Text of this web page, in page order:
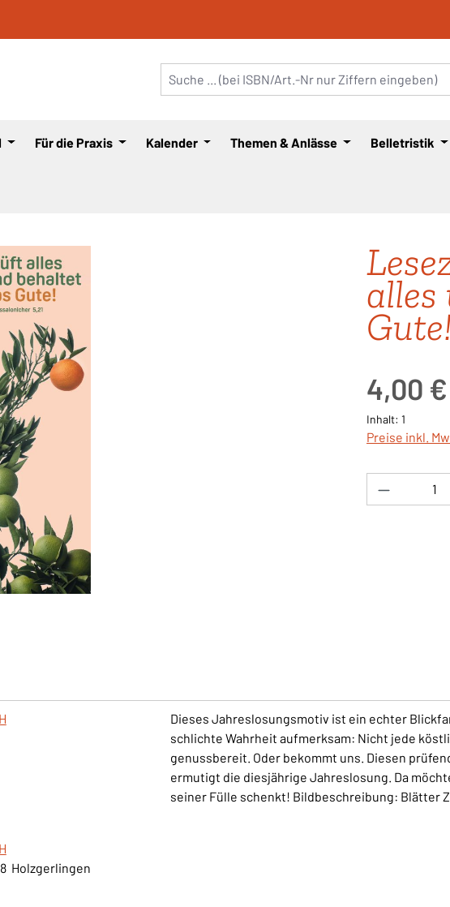
Für die Praxis Kalender Themen & Anlässe Belletristik
alles
4,00 €
Inhalt: 1
Preise inkl.
Produkt
Holzgerlingen
Dieses Jahreslosungsmotiv ist ein echter
schlichte Wahrheit aufmerksam: Nicht jede
genussbereit. Oder bekommt uns. Diesen
ermutigt die diesjährige Jahreslosung. Da
seiner Fülle schenkt! Bildbeschreibung: Blätter